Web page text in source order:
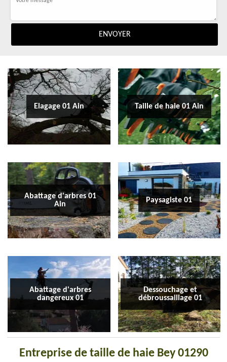
Elagage 01 Ain Taille de haie 01 Ain
Abattage d'arbres 01
Ain
Paysagiste 01
Abattage d'arbres
dangereux 01
Dessouchage et
débroussaillage 01
Entreprise de taille de haie Bey 01290